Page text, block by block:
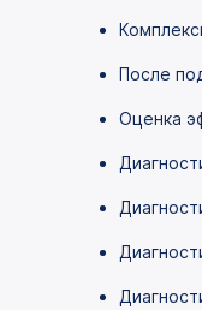
После
Оценка